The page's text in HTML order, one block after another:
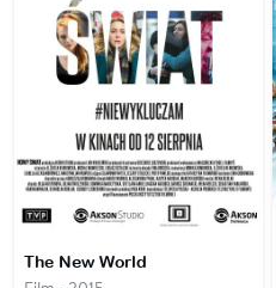
The New World